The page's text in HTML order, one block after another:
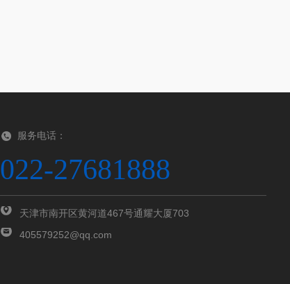
服务电话：
022-27681888
天津市南开区黄河道467号通耀大厦703
405579252@qq.com